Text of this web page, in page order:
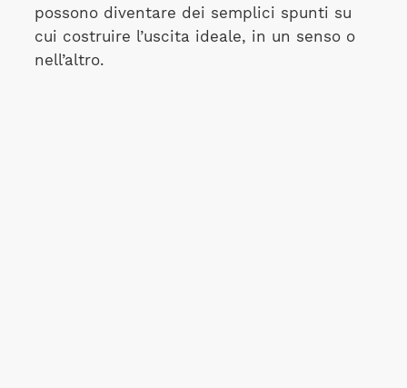
possono diventare dei semplici spunti su
cui costruire l’uscita ideale, in un senso o
nell’altro.